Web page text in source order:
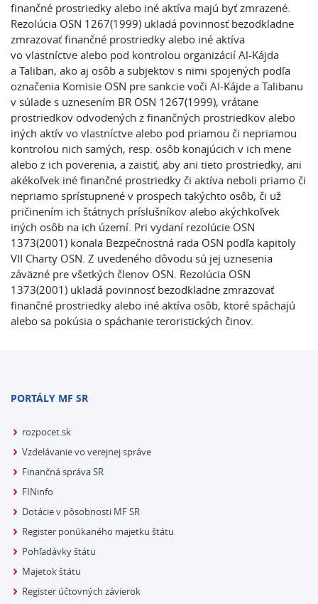
finančné prostriedky alebo iné aktíva majú byť zmrazené.
Rezolúcia OSN 1267(1999) ukladá povinnosť bezodkladne
zmrazovať finančné prostriedky alebo iné aktíva
vo vlastníctve alebo pod kontrolou organizácií Al-Kájda
a Taliban, ako aj osôb a subjektov s nimi spojených podľa
označenia Komisie OSN pre sankcie voči Al-Kájde a Talibanu
v súlade s uznesením BR OSN 1267(1999), vrátane
prostriedkov odvodených z finančných prostriedkov alebo
iných aktív vo vlastníctve alebo pod priamou či nepriamou
kontrolou nich samých, resp. osôb konajúcich v ich mene
alebo z ich poverenia, a zaistiť, aby ani tieto prostriedky, ani
akékoľvek iné finančné prostriedky či aktíva neboli priamo či
nepriamo sprístupnené v prospech takýchto osôb, či už
pričinením ich štátnych príslušníkov alebo akýchkoľvek
iných osôb na ich území. Pri vydaní rezolúcie OSN
1373(2001) konala Bezpečnostná rada OSN podľa kapitoly
VII Charty OSN. Z uvedeného dôvodu sú jej uznesenia
záväzné pre všetkých členov OSN. Rezolúcia OSN
1373(2001) ukladá povinnosť bezodkladne zmrazovať
finančné prostriedky alebo iné aktíva osôb, ktoré spáchajú
alebo sa pokúsia o spáchanie teroristických činov.
PORTÁLY MF SR
rozpocet.sk
Vzdelávanie vo verejnej správe
Finančná správa SR
FINinfo
Dotácie v pôsobnosti MF SR
Register ponúkaného majetku štátu
Pohľadávky štátu
Majetok štátu
Register účtovných závierok